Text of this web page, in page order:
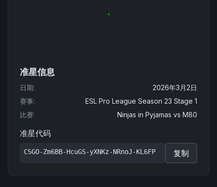
准星信息
日期:
2026年3月2日
赛事:
ESL Pro League Season 23 Stage 1
比赛: Ninjas in Pyjamas vs M80
准星代码
CSGO-Zm6BB-HcuGS-yXNKz-NRnoJ-KL6FP 复制